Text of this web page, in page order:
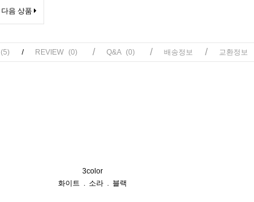
다음 상품
(5) / REVIEW (0) / Q&A (0) / 배송정보 / 교환정보
3color
화이트 . 소라 . 블랙